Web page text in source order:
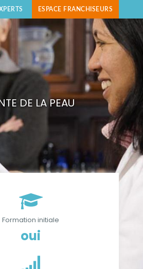
ESPACE FRANCHISEURS
DE LA PEAU
Formation initiale
oui